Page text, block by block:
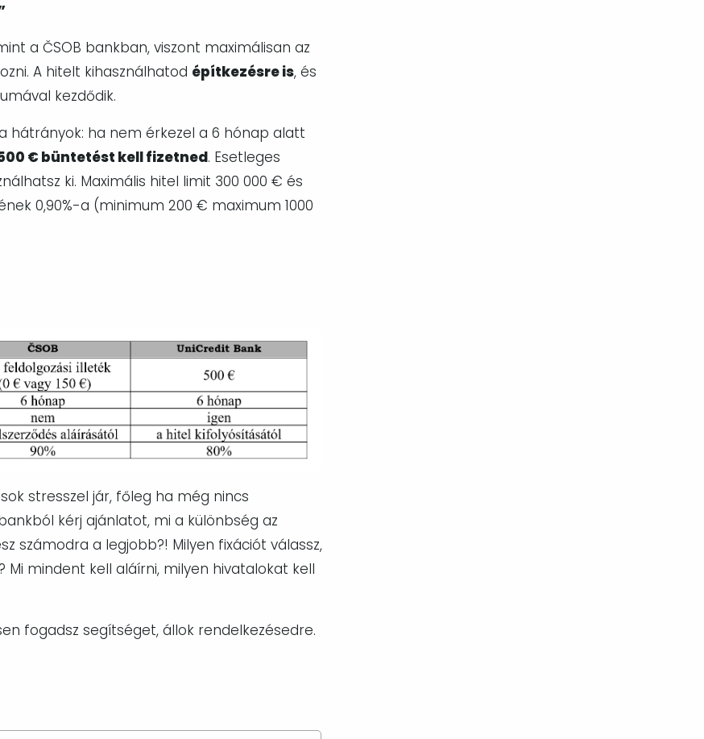
a ČSOB bankban, viszont maximálisan az
A hitelt kihasználhatod építkezésre is, és
kezdődik.
hátrányok: ha nem érkezel a 6 hónap alatt
€ büntetést kell fizetned. Esetleges
ki. Maximális hitel limit 300 000 € és
0,90%-a (minimum 200 € maximum 1000
stresszel jár, főleg ha még nincs
kérj ajánlatot, mi a különbség az
számodra a legjobb?! Milyen fixációt válassz,
mindent kell aláírni, milyen hivatalokat kell
fogadsz segítséget, állok rendelkezésedre.